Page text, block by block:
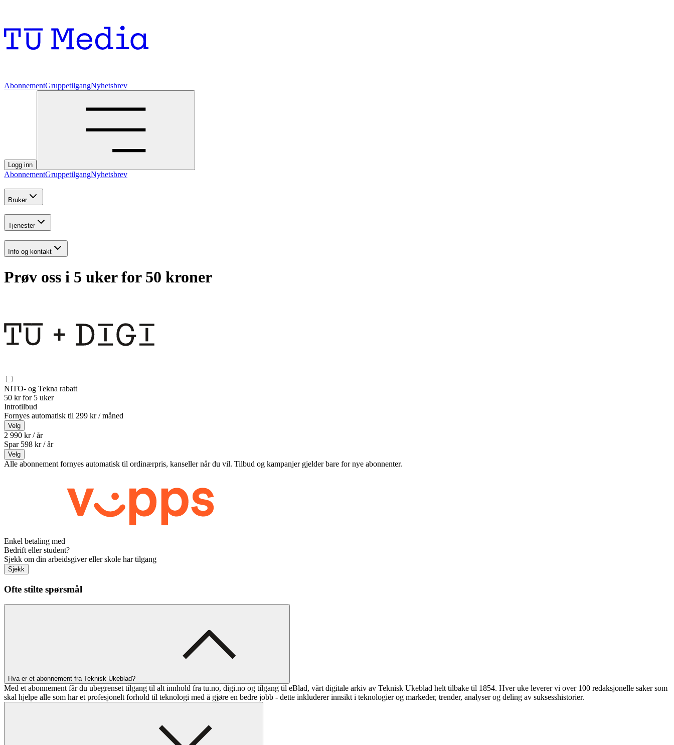
AbonnementGruppetilgangNyhetsbrev
Logg inn
AbonnementGruppetilgangNyhetsbrev
Bruker
Tjenester
Info og kontakt
Prøv oss i 5 uker for 50 kroner
NITO- og Tekna rabatt
50 kr for 5 uker
Introtilbud
Fornyes automatisk til 299 kr / måned
Velg
2 990 kr / år
Spar 598 kr /år
Velg
Alle abonnement fornyes automatisk til ordinærpris, kanseller når du vil. Tilbud og kampanjer gjelder bare for nye abonnenter.
Enkel betaling med
Bedrift eller student?
Sjekk om din arbeidsgiver eller skole har tilgang
Sjekk
Ofte stilte spørsmål
Hva er et abonnement fra Teknisk Ukeblad?
Med et abonnement får du ubegrenset tilgang til alt innhold fra tu.no, digi.no og tilgang til eBlad, vårt digitale arkiv av Teknisk Ukeblad helt tilbake til 1854. Hver uke leverer vi over 100 redaksjonelle saker som
skal hjelpe alle som har et profesjonelt forhold til teknologi med å gjøre en bedre jobb - dette inkluderer innsikt i teknologier og markeder, trender, analyser og deling av suksesshistorier.